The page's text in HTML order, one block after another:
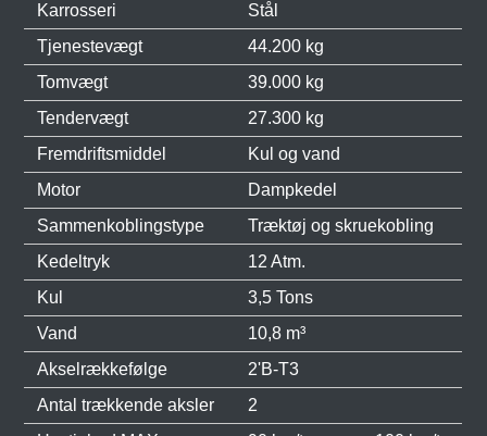
Karrosseri
Stål
Tjenestevægt
44.200 kg
Tomvægt
39.000 kg
Tendervægt
27.300 kg
Fremdriftsmiddel
Kul og vand
Motor
Dampkedel
Sammenkoblingstype
Træktøj og skruekobling
Kedeltryk
12 Atm.
Kul
3,5 Tons
Vand
10,8 m³
Akselrækkefølge
2'B-T3
Antal trækkende aksler
2